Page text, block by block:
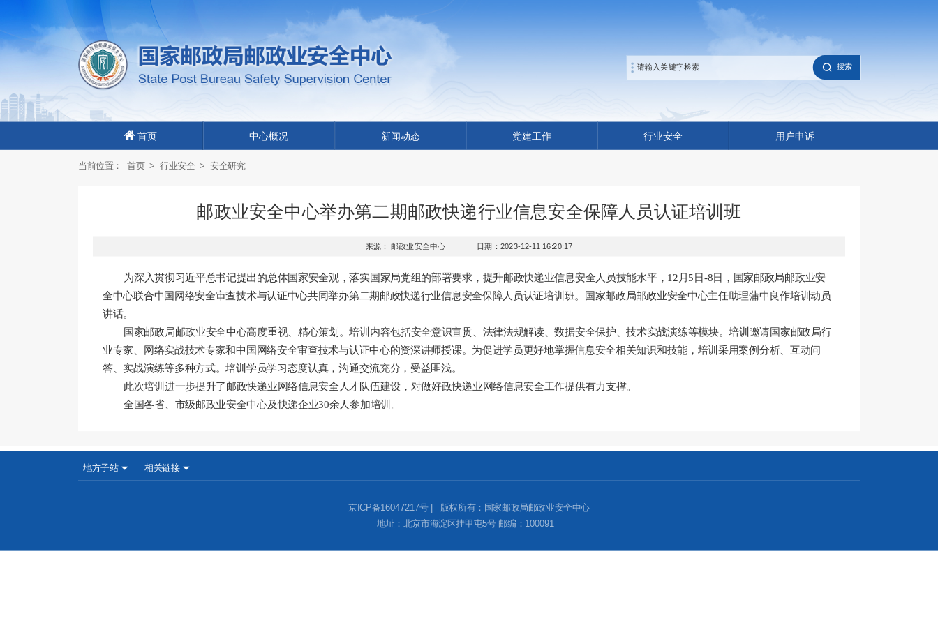
搜索
首页 中心概况 新闻动态 党建工作 行业安全 用户申诉
当前位置： 首页 > 行业安全 > 安全研究
邮政业安全中心举办第二期邮政快递行业信息安全保障人员认证培训班
来源： 邮政业安全中心 日期：2023-12-11 16:20:17
为深入贯彻习近平总书记提出的总体国家安全观，落实国家局党组的部署要求， 提升邮政快递业信息安全人员技能水平， 12月 5 日-8日，国家邮政局邮政业安
全中心联合中国网络安全审查技术与认证中心共同举办第二期邮政快递行业信息安全保障人员认证培训班。国家邮政局邮政业安全中心主任助理蒲中良作培训动员
讲话。
国家邮政局邮政业安全中心高度重视、精心策划。培训内容包括安全意识宣贯、法律法规解读、数据安全保护、技术实战演练等模块。培训邀请国家邮政局行
业专家、网络实战技术专家和中国网络安全审查技术与认证中心的资深讲师授课。为促进学员更好地掌握信息安全相关知识和技能，培训采用案例分析、互动问
答、实战演练等多种方式。培训学员学习态度认真，沟通交流充分，受益匪浅。
此次培训进一步提升了邮政快递业网络信息安全人才队伍建设， 对做好政快递业网络信息安全工作提供有力支撑。
全国各省、市级邮政业安全中心及快递企业30余人参加培训。
地方子站 相关链接
京ICP备16047217号 | 版权所有：国家邮政局邮政业安全中心
地址：北京市海淀区挂甲屯5号 邮编：100091